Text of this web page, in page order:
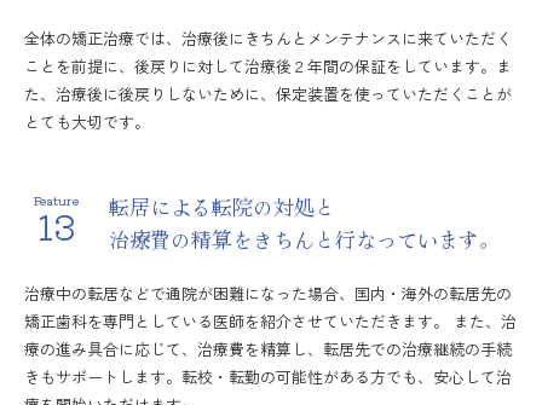
全体の矯正治療では、治療後にきちんとメンテナンスに来ていただく
ことを前提に、後戻りに対して治療後２年間の保証をしています。ま
た、治療後に後戻りしないために、保定装置を使っていただくことが
とても大切です。
Feature
13
転居による転院の対処と
治療費の精算をきちんと行なっています。
治療中の転居などで通院が困難になった場合、国内・海外の転居先の
矯正歯科を専門としている医師を紹介させていただきます。 また、治
療の進み具合に応じて、治療費を精算し、転居先での治療継続の手続
きもサポートします。転校・転勤の可能性がある方でも、安心して治